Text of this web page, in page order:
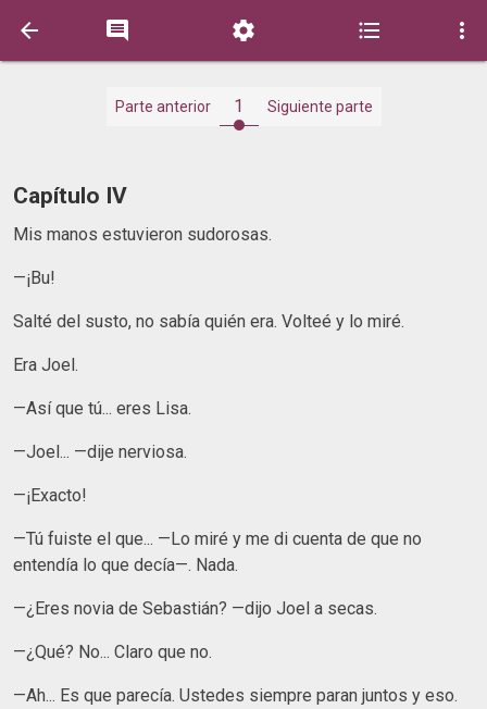
    
Parte anterior 1 Siguiente parte
Capítulo IV
Mis manos estuvieron sudorosas.
—¡Bu!
Salté del susto, no sabía quién era. Volteé y lo miré.
Era Joel.
—Así que tú... eres Lisa.
—Joel... —dije nerviosa.
—¡Exacto!
—Tú fuiste el que... —Lo miré y me di cuenta de que no
entendía lo que decía—. Nada.
—¿Eres novia de Sebastián? —dijo Joel a secas.
—¿Qué? No... Claro que no.
—Ah... Es que parecía. Ustedes siempre paran juntos y eso.